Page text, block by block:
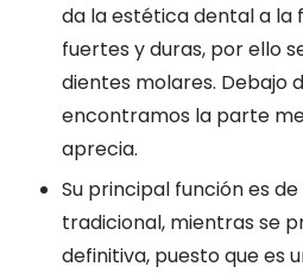
da la estética dental a la
fuertes y duras, por ello
dientes molares. Debajo
encontramos la parte
aprecia.
Su principal función es
tradicional, mientras se
definitiva, puesto que es